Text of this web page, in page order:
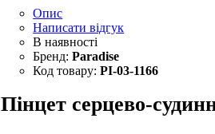
Опис
Написати відгук
Paradise
PI-03-1166
Пінцет серцево-